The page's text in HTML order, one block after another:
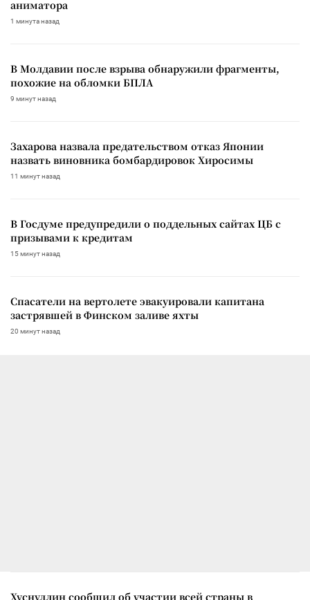
аниматора
1 минута назад
В Молдавии после взрыва обнаружили фрагменты,
похожие на обломки БПЛА
9 минут назад
Захарова назвала предательством отказ Японии
назвать виновника бомбардировок Хиросимы
11 минут назад
В Госдуме предупредили о поддельных сайтах ЦБ с
призывами к кредитам
15 минут назад
Спасатели на вертолете эвакуировали капитана
застрявшей в Финском заливе яхты
20 минут назад
Хуснуллин сообщил об участии всей страны в